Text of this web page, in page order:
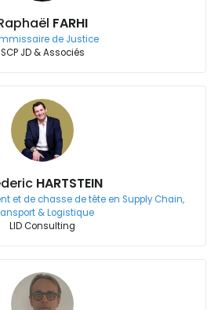
FARHI
de Justice
SCP JD & Associés
HARTSTEIN
et de chasse de tête en Supply Chain,
& Logistique
LID Consulting